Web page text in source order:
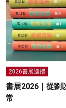
2026書展巡禮
書展2026｜從劉
常